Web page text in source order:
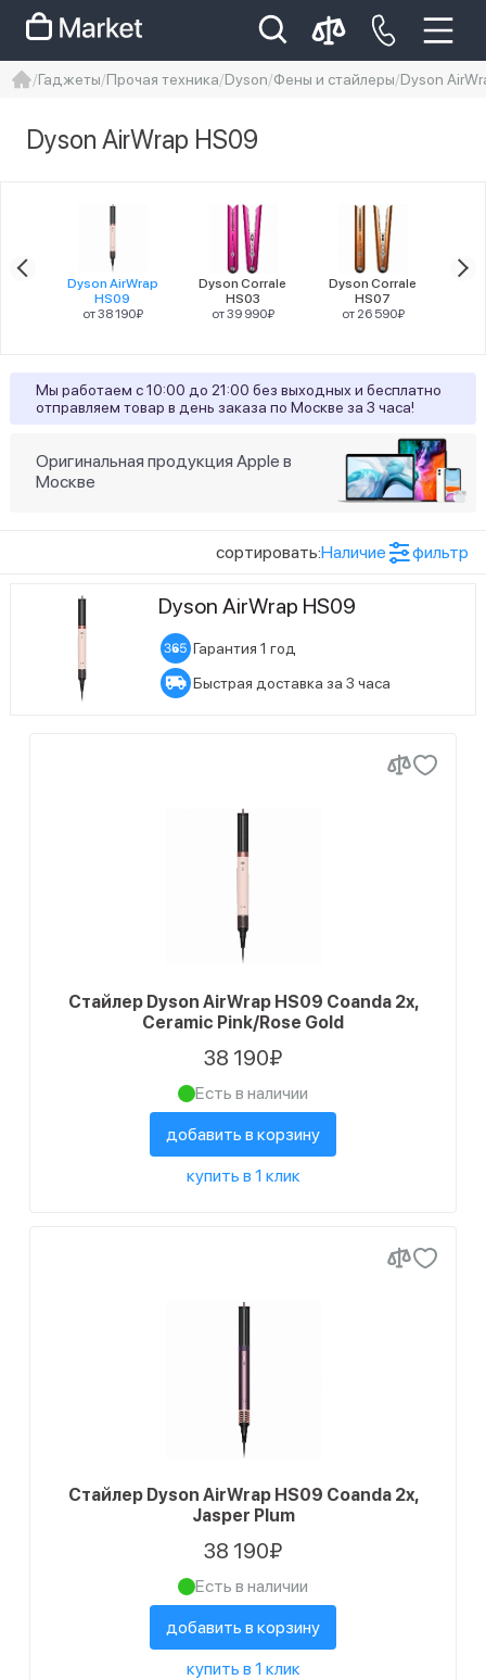
Iphone 14 pro max
айфон 14
Гаджеты Прочая техника Dyson Фены и стайлеры Dyson
Dyson AirWrap HS09
Dyson AirWrap
HS09
от 38 190₽
Dyson Corrale
HS03
от 39 990₽
Dyson Corrale
HS07
от 26 590₽
Мы работаем с 10:00 до 21:00 без выходных и бесплатно
отправляем товар в день заказа по Москве за 3 часа!
Оригинальная продукция Apple в
Москве
сортировать:Наличие фильтр
Красный
Фиолетовый 3
Есть в наличии
Ожидается поступление
Dyson AirWrap HS09
Гарантия 1 год
Быстрая доставка за 3 часа
Стайлер Dyson AirWrap HS09 Coanda 2x,
Ceramic Pink/Rose Gold
38 190₽
Есть в наличии
добавить в корзину
купить в 1 клик
Стайлер Dyson AirWrap HS09 Coanda 2x,
Jasper Plum
38 190₽
Есть в наличии
добавить в корзину
купить в 1 клик